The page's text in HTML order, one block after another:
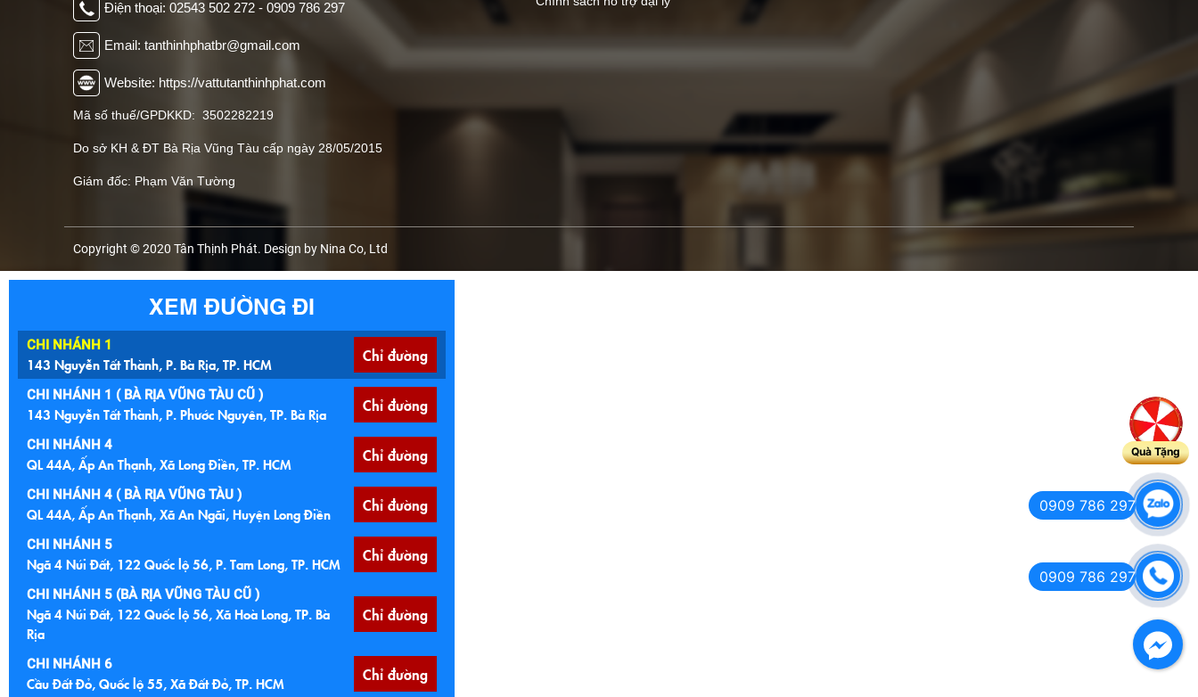
Điện thoại: 02543 502 272 - 0909 786 297
Email: tanthinhphatbr@gmail.com
Website: https://vattutanthinhphat.com
Mã số thuế/GPDKKD: 3502282219
Do sở KH & ĐT Bà Rịa Vũng Tàu cấp ngày 28/05/2015
Giám đốc: Phạm Văn Tường
Copyright © 2020 Tân Thịnh Phát. Design by Nina Co, Ltd
XEM ĐƯỜNG ĐI
CHI NHÁNH 1
143 Nguyễn Tất Thành, P. Bà Rịa, TP. HCM Chỉ đường
CHI NHÁNH 1 ( BÀ RỊA VŨNG TÀU CŨ )
143 Nguyễn Tất Thành, P. Phước Nguyên, TP. Bà Rịa Chỉ đường
CHI NHÁNH 4
QL 44A, Ấp An Thạnh, Xã Long Điền, TP. HCM Chỉ đường
CHI NHÁNH 4 ( BÀ RỊA VŨNG TÀU )
QL 44A, Ấp An Thạnh, Xã An Ngãi, Huyện Long Điền Chỉ đường
CHI NHÁNH 5
Ngã 4 Núi Đất, 122 Quốc lộ 56, P. Tam Long, TP. HCM Chỉ đường
CHI NHÁNH 5 (BÀ RỊA VŨNG TÀU CŨ )
Ngã 4 Núi Đất, 122 Quốc lộ 56, Xã Hoà Long, TP. Bà
Rịa
Chỉ đường
CHI NHÁNH 6
Cầu Đất Đỏ, Quốc lộ 55, Xã Đất Đỏ, TP. HCM Chỉ đường
Quà Tặng
0909 786 297
0909 786 297